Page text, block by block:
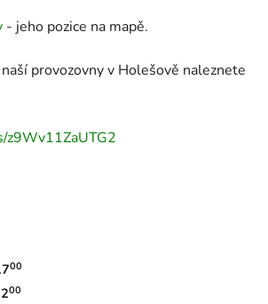
- jeho pozice na mapě.
provozovny v Holešově naleznete
z9Wv11ZaUTG2
doba:
00
00